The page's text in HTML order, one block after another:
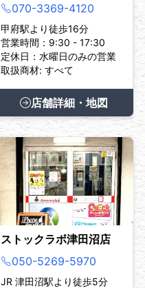
070-3369-4120
甲府駅より徒歩16分
営業時間：9:30 - 17:30
定休日：水曜日のみの営業
取扱商材: すべて
店舗詳細・地図
ストックラボ津田沼店
050-5269-5970
JR 津田沼駅より徒歩5分